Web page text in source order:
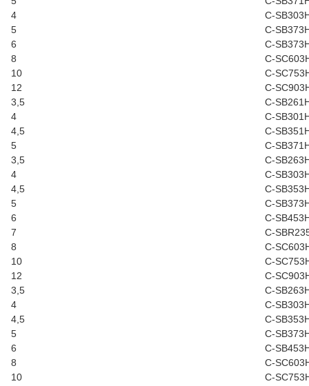
4
C-
5
C-
6
C-
8
C-
10
C-
12
C-
3,5
C-
4
C-
4,5
C-
5
C-
3,5
C-
4
C-
4,5
C-
5
C-
6
C-
7
C-
8
C-
10
C-
12
C-
3,5
C-
4
C-
4,5
C-
5
C-
6
C-
8
C-
10
C-